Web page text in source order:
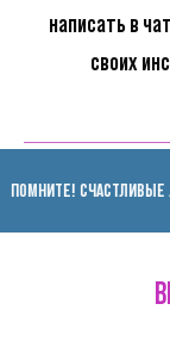
написать в
своих
СЧАСТЛИВЫЕ ЛЮДИ